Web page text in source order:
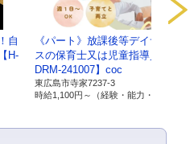
イブワーク
島市寺家駅前14番28号 寺家駅ノ
司
自
H-
《パート》放課後等デイサービ
スの保育士又は児童指導員【C-
DRM-241007】coc
東広島市寺家7237-3
時給1,100円～ （経験・能力・資格により 優遇）